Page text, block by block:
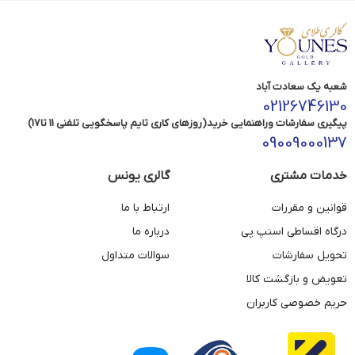
شعبه یک سعادت آباد
02126746130
پیگیری سفارشات وراهنمایی خرید(روزهای کاری تایم پاسخگویی تلفنی 11 تا17)
09009000137
خدمات مشتری
قوانین و مقررات
درگاه اقساطی اسنپ پی
تحویل سفارشات
تعویض و بازگشت کالا
حریم خصوصی کاربران
گالری یونس
ارتباط با ما
درباره ما
سوالات متداول